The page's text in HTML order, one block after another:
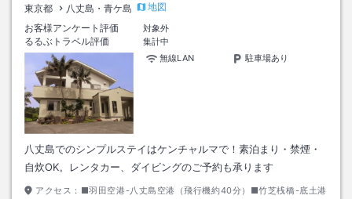
東京都 八丈島・青ケ島
地図
お客様アンケート評価
対象外
るるぶトラベル評価
集計中
無線LAN
駐車場あり
八丈島でのシンプルステイはケンチャルマで！素泊まり・禁煙・
自炊OK。レンタカー、ダイビングのご予約も承ります
アクセス： ■羽田空港-八丈島空港（飛行機約40分）■竹芝桟橋-底土港